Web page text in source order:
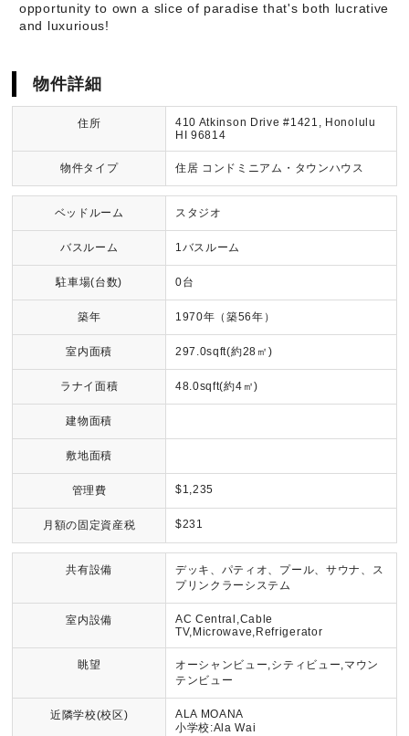
opportunity to own a slice of paradise that's both lucrative
and luxurious!
物件詳細
住所
410 Atkinson Drive #1421, Honolulu
HI 96814
物件タイプ 住居 コンドミニアム・タウンハウス
ベッドルーム スタジオ
バスルーム 1バスルーム
駐車場(台数) 0台
築年 1970年（築56年）
室内面積 297.0sqft(約28㎡)
ラナイ面積 48.0sqft(約4㎡)
建物面積
敷地面積
管理費 $1,235
月額の固定資産税 $231
共有設備
デッキ、パティオ、プール、サウナ、ス
プリンクラーシステム
室内設備
AC Central,Cable
TV,Microwave,Refrigerator
眺望
オーシャンビュー,シティビュー,マウン
テンビュー
近隣学校(校区)
ALA MOANA
小学校:Ala Wai